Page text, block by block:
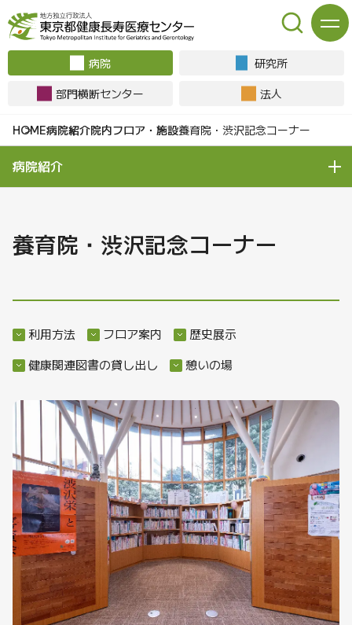
病院
研究所
部門横断センター
法人
病院紹介院内フロア・施設養育院・渋沢記念コーナー
病院紹介
養育院・渋沢記念コーナー
利用方法 フロア案内
歴史展示
健康関連図書の貸し出し
憩いの場